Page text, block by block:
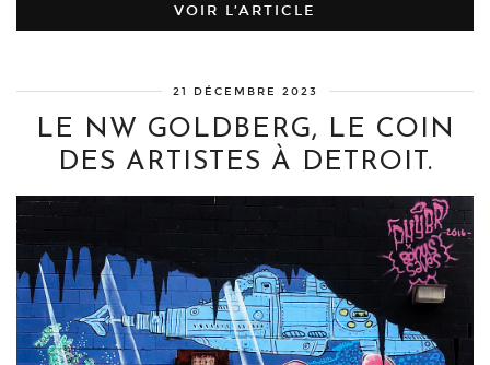
VOIR L’ARTICLE
21 DÉCEMBRE 2023
LE NW GOLDBERG, LE COIN
DES ARTISTES À DETROIT.